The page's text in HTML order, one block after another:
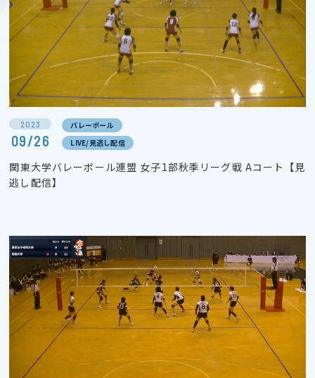
2023
09/26
バレーボール
LIVE/見逃し配信
関東大学バレーボール連盟 女子1部秋季リーグ戦 Aコート【見
逃し配信】